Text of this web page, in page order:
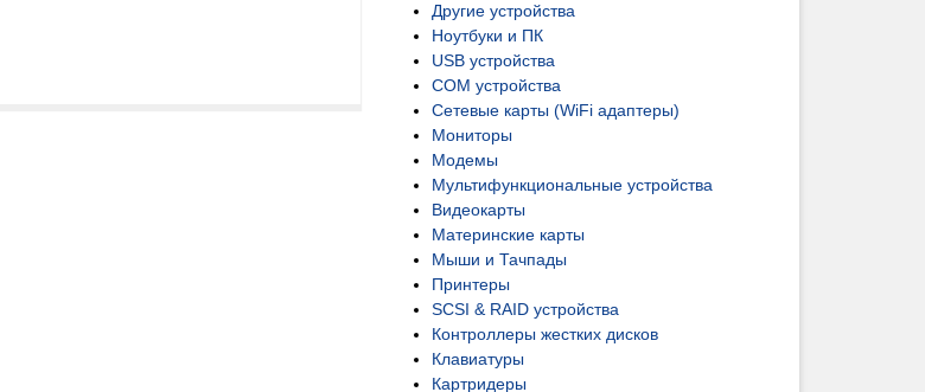
Другие устройства
Ноутбуки и ПК
USB устройства
COM устройства
Сетевые карты (WiFi адаптеры)
Мониторы
Модемы
Мультифункциональные устройства
Видеокарты
Материнские карты
Мыши и Тачпады
Принтеры
SCSI & RAID устройства
Контроллеры жестких дисков
Клавиатуры
Картридеры